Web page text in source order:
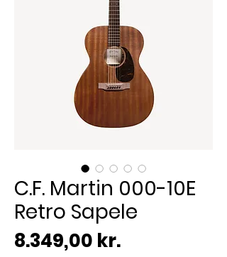
C.F. Martin 000-10E
Retro Sapele
8.349,00 kr.Pris